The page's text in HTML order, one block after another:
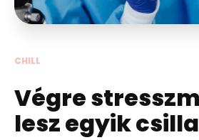
CHILL
Végre
lesz egyik